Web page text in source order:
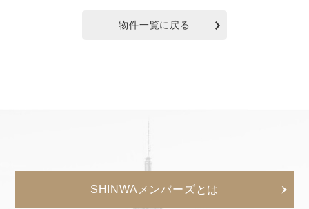
物件一覧に戻る
SHINWAメンバーズとは